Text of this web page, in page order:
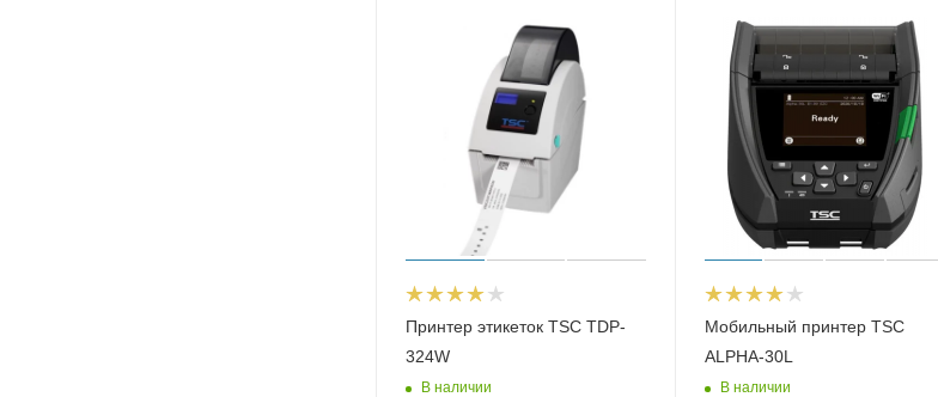
Принтер этикеток TSC TDP-
324W
В наличии
Мобильный принтер TSC
ALPHA-30L
В наличии